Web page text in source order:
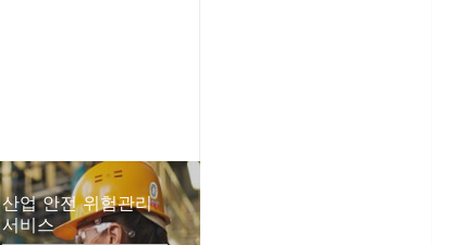
산업 안전 위험관리
서비스